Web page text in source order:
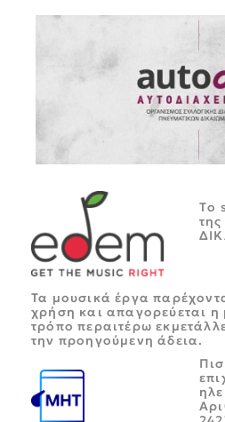
Tο
Τα μουσικά έργα
χρήση και απαγορεύεται η
τρόπο περαιτέρω
την προηγούμενη άδεια.